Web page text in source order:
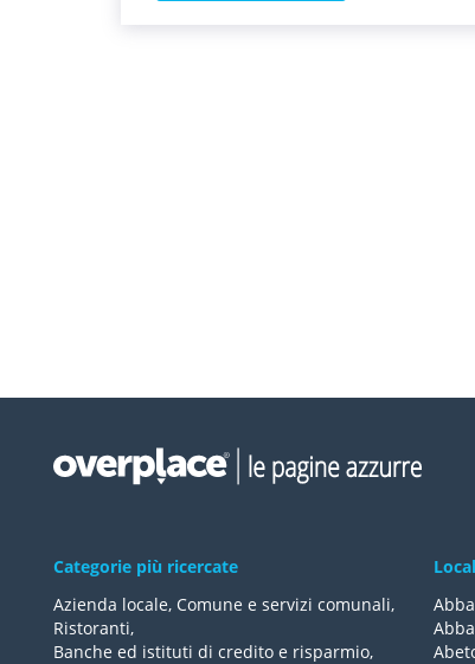
Categorie più ricercate
Azienda locale, Comune e servizi comunali,
Ristoranti,
Banche ed istituti di credito e risparmio,